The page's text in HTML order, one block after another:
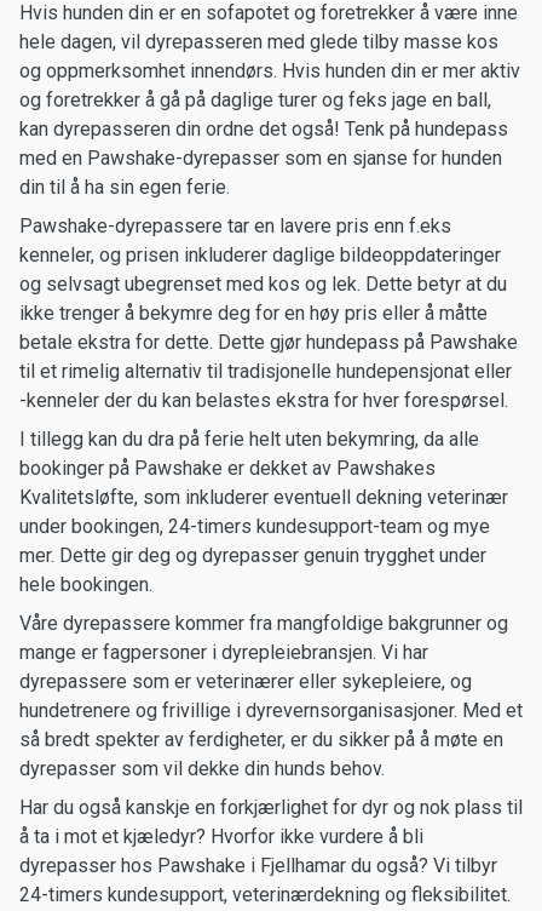
Hvis hunden din er en sofapotet og foretrekker å være inne
hele dagen, vil dyrepasseren med glede tilby masse kos
og oppmerksomhet innendørs. Hvis hunden din er mer aktiv
og foretrekker å gå på daglige turer og feks jage en ball,
kan dyrepasseren din ordne det også! Tenk på hundepass
med en Pawshake-dyrepasser som en sjanse for hunden
din til å ha sin egen ferie.
Pawshake-dyrepassere tar en lavere pris enn f.eks
kenneler, og prisen inkluderer daglige bildeoppdateringer
og selvsagt ubegrenset med kos og lek. Dette betyr at du
ikke trenger å bekymre deg for en høy pris eller å måtte
betale ekstra for dette. Dette gjør hundepass på Pawshake
til et rimelig alternativ til tradisjonelle hundepensjonat eller
-kenneler der du kan belastes ekstra for hver forespørsel.
I tillegg kan du dra på ferie helt uten bekymring, da alle
bookinger på Pawshake er dekket av Pawshakes
Kvalitetsløfte, som inkluderer eventuell dekning veterinær
under bookingen, 24-timers kundesupport-team og mye
mer. Dette gir deg og dyrepasser genuin trygghet under
hele bookingen.
Våre dyrepassere kommer fra mangfoldige bakgrunner og
mange er fagpersoner i dyrepleiebransjen. Vi har
dyrepassere som er veterinærer eller sykepleiere, og
hundetrenere og frivillige i dyrevernsorganisasjoner. Med et
så bredt spekter av ferdigheter, er du sikker på å møte en
dyrepasser som vil dekke din hunds behov.
Har du også kanskje en forkjærlighet for dyr og nok plass til
å ta i mot et kjæledyr? Hvorfor ikke vurdere å bli
dyrepasser hos Pawshake i Fjellhamar du også? Vi tilbyr
24-timers kundesupport, veterinærdekning og fleksibilitet.